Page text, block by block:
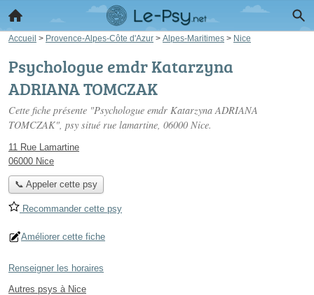
Accueil > Provence-Alpes-Côte d'Azur > Alpes-Maritimes > Nice
Psychologue emdr Katarzyna
ADRIANA TOMCZAK
Cette fiche présente "Psychologue emdr Katarzyna ADRIANA
TOMCZAK", psy situé rue lamartine, 06000 Nice.
11 Rue Lamartine
06000 Nice
📞 Appeler cette psy
Recommander cette psy
Améliorer cette fiche
Renseigner les horaires
Autres psys à Nice